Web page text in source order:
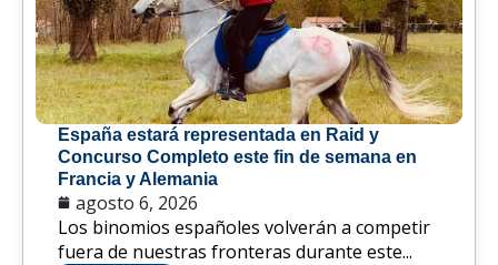
España estará representada en Raid y
Concurso Completo este fin de semana en
Francia y Alemania
agosto 6, 2026
Los binomios españoles volverán a competir
fuera de nuestras fronteras durante este...